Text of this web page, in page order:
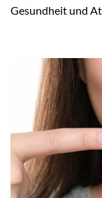
Gesundheit und